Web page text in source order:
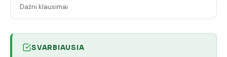
Dažni klausimai
SVARBIAUSIA